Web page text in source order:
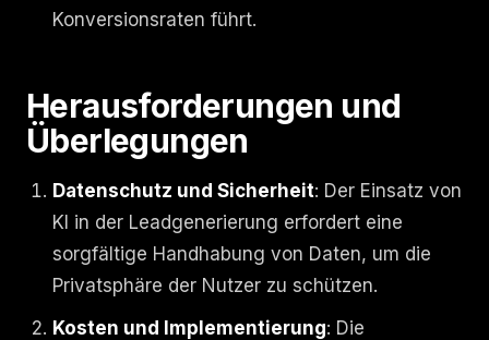
Konversionsraten führt.
Herausforderungen und
Überlegungen
Datenschutz und Sicherheit: Der Einsatz von
KI in der Leadgenerierung erfordert eine
sorgfältige Handhabung von Daten, um die
Privatsphäre der Nutzer zu schützen.
Kosten und Implementierung: Die